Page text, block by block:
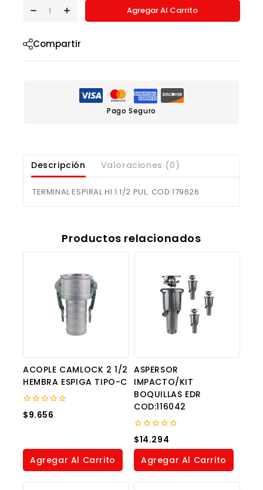
Agregar Al Carrito
Compartir
Pago Seguro
Descripción Valoraciones (0)
TERMINAL ESPIRAL HI 1.1/2 PUL. COD 179626
Productos relacionados
ACOPLE CAMLOCK 2 1/2
HEMBRA ESPIGA TIPO-C
0
out
$9.656
Agregar Al Carrito
ASPERSOR
IMPACTO/KIT
BOQUILLAS EDR
COD:116042
0
out
of
$14.294
Agregar Al Carrito